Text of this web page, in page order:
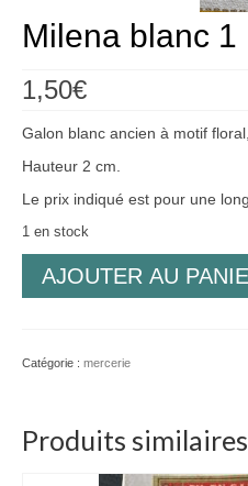
Blog
Galerie
Milena blanc 1
1,50€
Galon blanc ancien à motif
Hauteur 2 cm.
Le prix indiqué est pour une
1 en stock
AJOUTER AU
Catégorie : mercerie
Produits similaires